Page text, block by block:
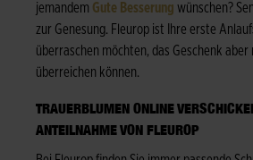
jemandem Gute Besserung wünschen?
zur Genesung. Fleurop ist Ihre erste
überraschen möchten, das Geschenk aber
überreichen können.
TRAUERBLUMEN ONLINE
ANTEILNAHME VON FLEUROP